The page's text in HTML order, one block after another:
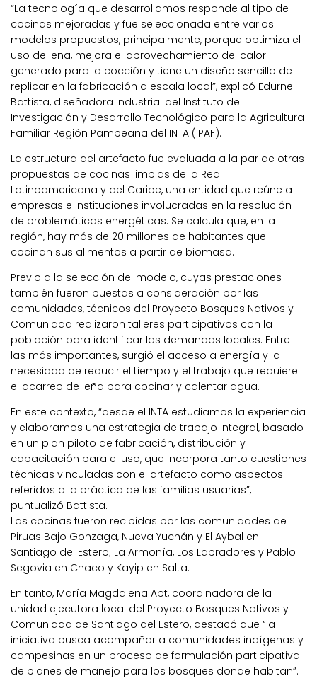
“La tecnología que desarrollamos responde al tipo de
cocinas mejoradas y fue seleccionada entre varios
modelos propuestos, principalmente, porque optimiza el
uso de leña, mejora el aprovechamiento del calor
generado para la cocción y tiene un diseño sencillo de
replicar en la fabricación a escala local”, explicó Edurne
Battista, diseñadora industrial del Instituto de
Investigación y Desarrollo Tecnológico para la Agricultura
Familiar Región Pampeana del INTA (IPAF).
La estructura del artefacto fue evaluada a la par de otras
propuestas de cocinas limpias de la Red
Latinoamericana y del Caribe, una entidad que reúne a
empresas e instituciones involucradas en la resolución
de problemáticas energéticas. Se calcula que, en la
región, hay más de 20 millones de habitantes que
cocinan sus alimentos a partir de biomasa.
Previo a la selección del modelo, cuyas prestaciones
también fueron puestas a consideración por las
comunidades, técnicos del Proyecto Bosques Nativos y
Comunidad realizaron talleres participativos con la
población para identificar las demandas locales. Entre
las más importantes, surgió el acceso a energía y la
necesidad de reducir el tiempo y el trabajo que requiere
el acarreo de leña para cocinar y calentar agua.
En este contexto, “desde el INTA estudiamos la experiencia
y elaboramos una estrategia de trabajo integral, basado
en un plan piloto de fabricación, distribución y
capacitación para el uso, que incorpora tanto cuestiones
técnicas vinculadas con el artefacto como aspectos
referidos a la práctica de las familias usuarias”,
puntualizó Battista.
Las cocinas fueron recibidas por las comunidades de
Piruas Bajo Gonzaga, Nueva Yuchán y El Aybal en
Santiago del Estero; La Armonía, Los Labradores y Pablo
Segovia en Chaco y Kayip en Salta.
En tanto, María Magdalena Abt, coordinadora de la
unidad ejecutora local del Proyecto Bosques Nativos y
Comunidad de Santiago del Estero, destacó que “la
iniciativa busca acompañar a comunidades indígenas y
campesinas en un proceso de formulación participativa
de planes de manejo para los bosques donde habitan”.